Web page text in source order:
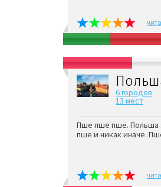
6 городов
13 мест
Пше пше пше. Польша
пше и никак иначе.